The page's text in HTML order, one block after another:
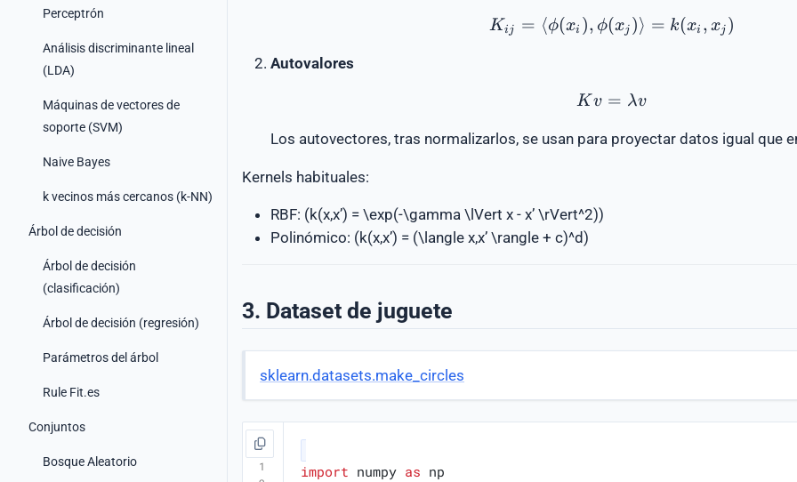
Perceptrón
Análisis discriminante lineal
(LDA)
Máquinas de vectores de
soporte (SVM)
Naive Bayes
k vecinos más cercanos (k-NN)
Árbol de decisión
Árbol de decisión
(clasificación)
Árbol de decisión (regresión)
Parámetros del árbol
Rule Fit.es
Conjuntos
Bosque Aleatorio
K_{ij} = \langle
Kij = ⟨ϕ(xi ), ϕ(xj )⟩ = k(xi , xj )
Autovalores
K v = \lambda v
Kv = λv
Los autovectores, tras normalizarlos, se usan para proyectar datos igual que
Kernels habituales:
RBF: (k(x,x’) = \exp(-\gamma \lVert x - x’ \rVert^2))
Polinómico: (k(x,x’) = (\langle x,x’ \rangle + c)^d)
3. Dataset de juguete
sklearn.datasets.make_circles
import numpy as np